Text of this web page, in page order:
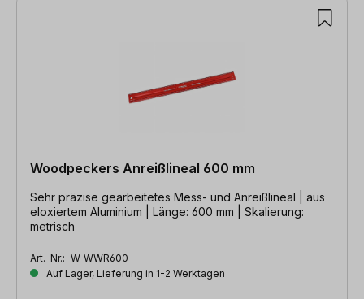
Woodpeckers Anreißlineal 600 mm
Sehr präzise gearbeitetes Mess- und Anreißlineal | aus
eloxiertem Aluminium | Länge: 600 mm | Skalierung:
metrisch
Art.-Nr.: W-WWR600
Auf Lager, Lieferung in 1-2 Werktagen